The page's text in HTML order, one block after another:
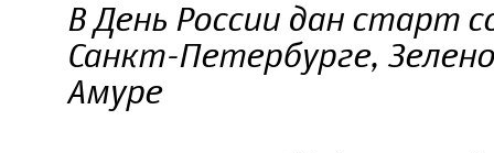
В День России дан старт
Санкт-Петербурге,
Амуре